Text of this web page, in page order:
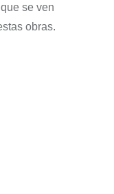
se ven
obras.